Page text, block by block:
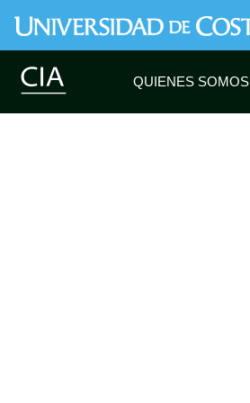
QUIENES SOMOS